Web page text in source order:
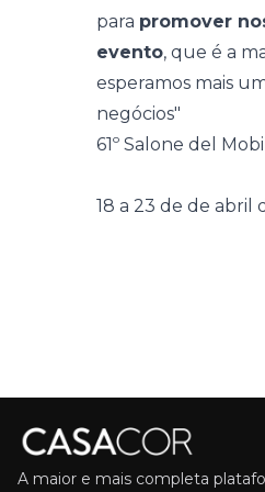
para promover
evento, que é a
esperamos mais
negócios"
61º Salone del
18 a 23 de de abril
A maior e mais completa